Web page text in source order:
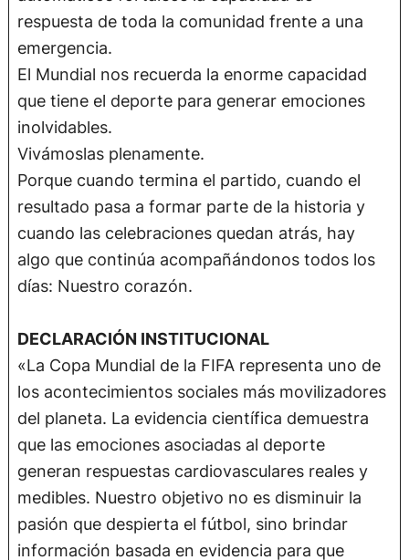
respuesta de toda la comunidad frente a una
emergencia.
El Mundial nos recuerda la enorme capacidad
que tiene el deporte para generar emociones
inolvidables.
Vivámoslas plenamente.
Porque cuando termina el partido, cuando el
resultado pasa a formar parte de la historia y
cuando las celebraciones quedan atrás, hay
algo que continúa acompañándonos todos los
días: Nuestro corazón.
DECLARACIÓN INSTITUCIONAL
«La Copa Mundial de la FIFA representa uno de
los acontecimientos sociales más movilizadores
del planeta. La evidencia científica demuestra
que las emociones asociadas al deporte
generan respuestas cardiovasculares reales y
medibles. Nuestro objetivo no es disminuir la
pasión que despierta el fútbol, sino brindar
información basada en evidencia para que